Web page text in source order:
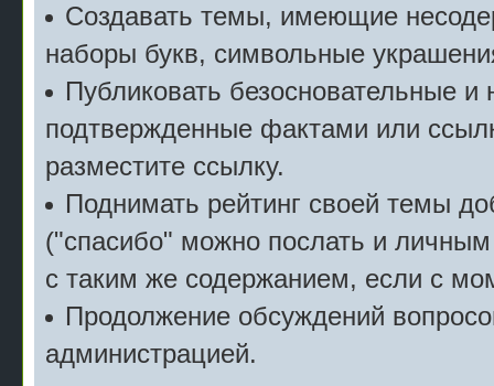
Создавать темы, имеющие
наборы букв, символьные
Публиковать безосновательные
подтвержденные фактами или
разместите ссылку.
Поднимать рейтинг своей темы
("спасибо" можно послать и
с таким же содержанием, если с
Продолжение обсуждений
администрацией.